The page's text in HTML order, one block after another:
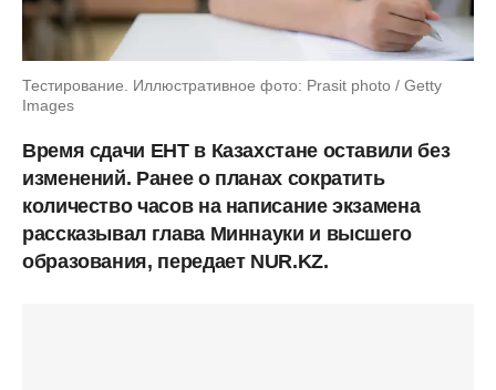
Тестирование. Иллюстративное фото: Prasit photo / Getty
Images
Время сдачи ЕНТ в Казахстане оставили без
изменений. Ранее о планах сократить
количество часов на написание экзамена
рассказывал глава Миннауки и высшего
образования, передает NUR.KZ.